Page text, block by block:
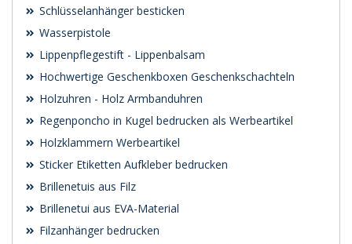
Schlüsselanhänger besticken
Wasserpistole
Lippenpflegestift - Lippenbalsam
Hochwertige Geschenkboxen Geschenkschachteln
Holzuhren - Holz Armbanduhren
Regenponcho in Kugel bedrucken als Werbeartikel
Holzklammern Werbeartikel
Sticker Etiketten Aufkleber bedrucken
Brillenetuis aus Filz
Brillenetui aus EVA-Material
Filzanhänger bedrucken